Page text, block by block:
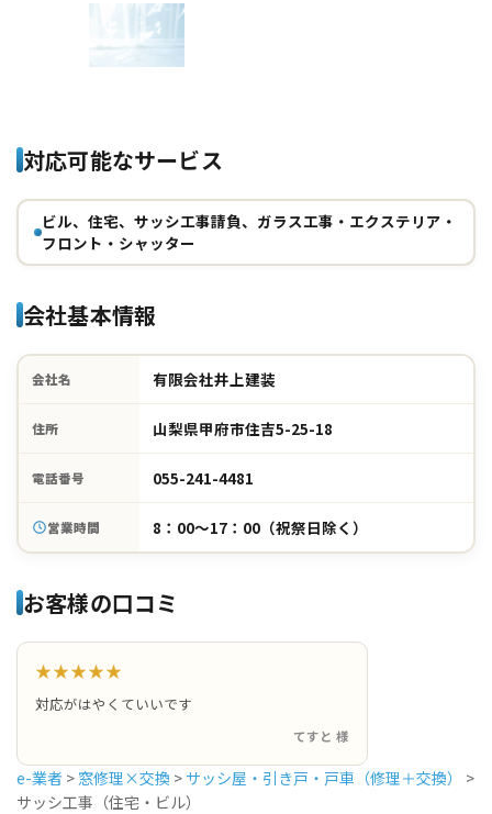
対応可能なサービス
ビル、住宅、サッシ工事請負、ガラス工事・エクステリア・
フロント・シャッター
会社基本情報
会社名 有限会社井上建装
住所 山梨県甲府市住吉5-25-18
電話番号 055-241-4481
営業時間 8：00～17：00（祝祭日除く）
お客様の口コミ
★★★★★
対応がはやくていいです
てすと 様
e-業者 > 窓修理×交換 > サッシ屋・引き戸・戸車（修理＋交換）
>
サッシ工事（住宅・ビル）